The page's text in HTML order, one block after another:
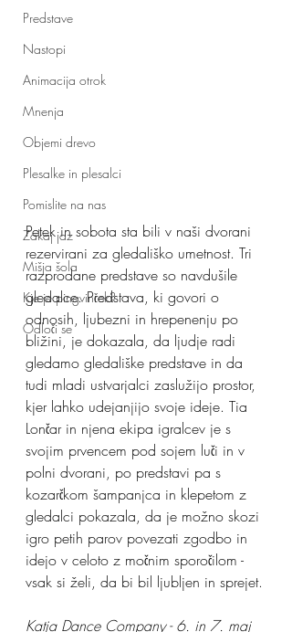
Predstave
Nastopi
Animacija otrok
Mnenja
Objemi drevo
Plesalke in plesalci
Pomislite na nas
Zakaj jaz
Mišja šola
Kje je pingvinček?
Odloči se
Petek in sobota sta bili v naši dvorani
rezervirani za gledališko umetnost. Tri
razprodane predstave so navdušile
gledalce. Predstava, ki govori o
odnosih, ljubezni in hrepenenju po
bližini, je dokazala, da ljudje radi
gledamo gledališke predstave in da
tudi mladi ustvarjalci zaslužijo prostor,
kjer lahko udejanjijo svoje ideje. Tia
Lončar in njena ekipa igralcev je s
svojim prvencem pod sojem luči in v
polni dvorani, po predstavi pa s
kozarčkom šampanjca in klepetom z
gledalci pokazala, da je možno skozi
igro petih parov povezati zgodbo in
idejo v celoto z močnim sporočilom -
vsak si želi, da bi bil ljubljen in sprejet.
Katja Dance Company - 6. in 7. maj